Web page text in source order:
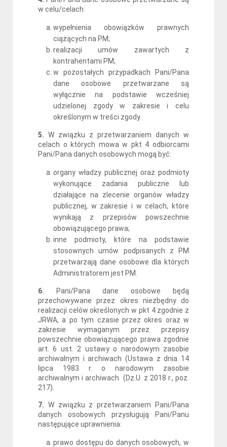
w celu/celach:
wypełnienia obowiązków prawnych
ciążących na PM;
realizacji umów zawartych z
kontrahentami PM;
w pozostałych przypadkach Pani/Pana
dane osobowe przetwarzane są
wyłącznie na podstawie wcześniej
udzielonej zgody w zakresie i celu
określonym w treści zgody.
5. W związku z przetwarzaniem danych w
celach o których mowa w pkt 4 odbiorcami
Pani/Pana danych osobowych mogą być:
organy władzy publicznej oraz podmioty
wykonujące zadania publiczne lub
działające na zlecenie organów władzy
publicznej, w zakresie i w celach, które
wynikają z przepisów powszechnie
obowiązującego prawa;
inne podmioty, które na podstawie
stosownych umów podpisanych z PM
przetwarzają dane osobowe dla których
Administratorem jest PM.
6. Pani/Pana dane osobowe będą
przechowywane przez okres niezbędny do
realizacji celów określonych w pkt 4 zgodnie z
JRWA, a po tym czasie przez okres oraz w
zakresie wymaganym przez przepisy
powszechnie obowiązującego prawa zgodnie
art. 6 ust. 2 ustawy o narodowym zasobie
archiwalnym i archiwach (Ustawa z dnia 14
lipca 1983 r. o narodowym zasobie
archiwalnym i archiwach (Dz.U. z 2018 r., poz.
217).
7. W związku z przetwarzaniem Pani/Pana
danych osobowych przysługują Pani/Panu
następujące uprawnienia:
prawo dostępu do danych osobowych, w